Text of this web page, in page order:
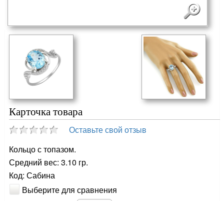
Карточка товара
Оставьте свой отзыв
Кольцо с топазом.
Средний вес: 3.10 гр.
Код: Сабина
Выберите для сравнения